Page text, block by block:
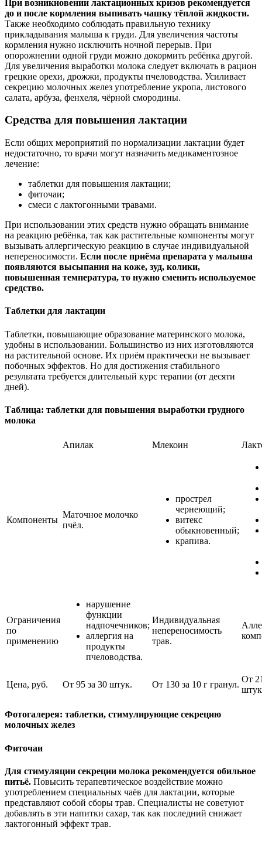
При возникновении лактационных кризов рекомендуется
до и после кормления выпивать чашку тёплой жидкости.
Также необходимо соблюдать правильную технику
прикладывания малыша к груди. Для увеличения частоты
кормления нужно исключить ночной перерыв. При
опорожнении одной груди можно докормить ребёнка другой.
Для увеличения выработки молока следует включать в рацион
грецкие орехи, дрожжи, продукты пчеловодства. Усиливает
секрецию молочных желез употребление укропа, листового
салата, арбуза, фенхеля, чёрной смородины.
Средства для повышения лактации
Если общих мероприятий по нормализации лактации будет
недостаточно, то врачи могут назначить медикаментозное
лечение:
таблетки для повышения лактации;
фиточаи;
смеси с лактогонными травами.
При использовании этих средств нужно обращать внимание
на реакцию ребёнка, так как растительные компоненты могут
вызывать аллергическую реакцию в случае индивидуальной
непереносимости. Если после приёма препарата у малыша
появляются высыпания на коже, зуд, колики,
повышенная температура, то нужно сменить используемое
средство.
Таблетки для лактации
Таблетки, повышающие образование материнского молока,
удобны в использовании. Большинство из них изготовляются
на растительной основе. Их приём практически не вызывает
побочных эффектов. Но для достижения стабильного
результата требуется длительный курс терапии (от десяти
дней).
Таблица: таблетки для повышения выработки грудного
молока
Апилак Млекоин
Компоненты
Маточное молочко
пчёл.
прострел
чернеющий;
витекс
обыкновенный;
крапива.
Ограничения
по
применению
нарушение
функции
надпочечников;
аллергия на
продукты
пчеловодства.
Индивидуальная
непереносимость
трав.
Цена, руб. От 95 за 30 штук. От 130 за 10 г гранул.
От
Фотогалерея: таблетки, стимулирующие секрецию
молочных желез
Фиточаи
Для стимуляции секреции молока рекомендуется обильное
питьё. Повысить терапевтическое воздействие можно
употреблением специальных чаёв для лактации, которые
представляют собой сборы трав. Специалисты не советуют
добавлять в эти напитки сахар, так как последний снижает
лактогонный эффект трав.